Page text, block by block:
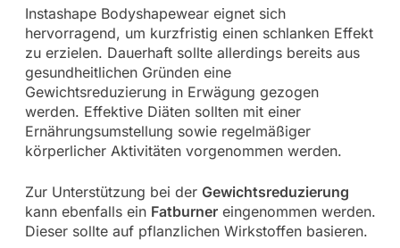
Instashape Bodyshapewear eignet sich
hervorragend, um kurzfristig einen schlanken Effekt
zu erzielen. Dauerhaft sollte allerdings bereits aus
gesundheitlichen Gründen eine
Gewichtsreduzierung in Erwägung gezogen
werden. Effektive Diäten sollten mit einer
Ernährungsumstellung sowie regelmäßiger
körperlicher Aktivitäten vorgenommen werden.
Zur Unterstützung bei der Gewichtsreduzierung
kann ebenfalls ein Fatburnereingenommen werden.
Dieser sollte auf pflanzlichen Wirkstoffen basieren.